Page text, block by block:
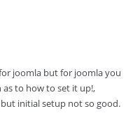
joomla but for joomla you
to how to set it up!,
initial setup not so good.